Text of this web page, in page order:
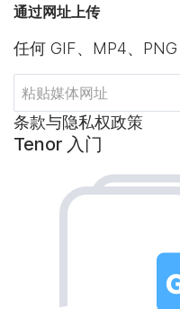
通过网址上传
任何 GIF、MP4、
条款与隐私权政策
Tenor 入门